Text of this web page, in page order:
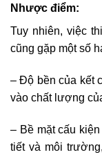
Nhược điểm:
Tuy nhiên, việc
cũng gặp một số
– Độ bền của kết
vào chất lượng
– Bề mặt cấu
tiết và môi